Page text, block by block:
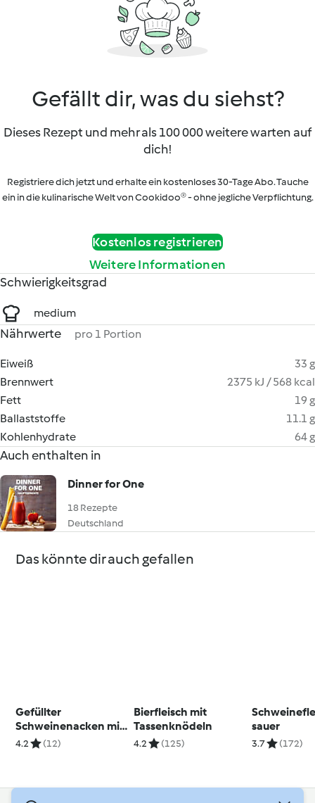
Gefällt dir, was du siehst?
Dieses Rezept und mehr als 100 000 weitere warten auf
dich!
Registriere dich jetzt und erhalte ein kostenloses 30-Tage Abo. Tauche
ein in die kulinarische Welt von Cookidoo® - ohne jegliche Verpflichtung.
Kostenlos registrieren
Weitere Informationen
Schwierigkeitsgrad
medium
Nährwerte pro 1 Portion
Eiweiß
33 g
Brennwert
2375 kJ / 568 kcal
Fett
19 g
Ballaststoffe
11.1 g
Kohlenhydrate
64 g
Auch enthalten in
Dinner for One
18 Rezepte
Deutschland
Das könnte dir auch gefallen
Gefüllter
Schweinenacken mit
Sauerkraut und
4.2 (12)
Bierfleisch mit
Tassenknödeln
4.2 (125)
sauer
3.7 (172)